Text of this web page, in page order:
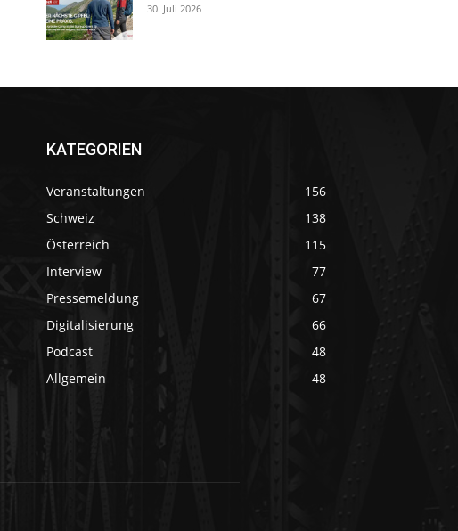
30. Juli 2026
KATEGORIEN
Veranstaltungen
156
Schweiz
138
Österreich
115
Interview
77
Pressemeldung
67
Digitalisierung
66
Podcast
48
Allgemein
48